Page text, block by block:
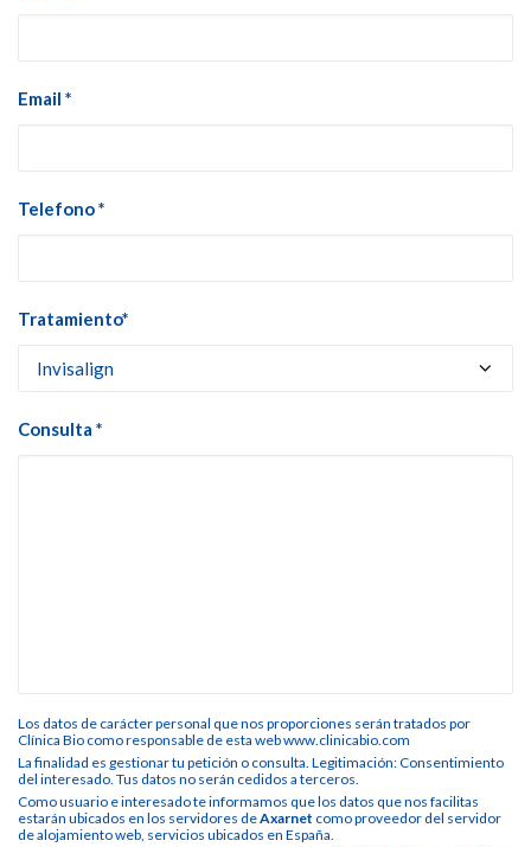
Email *
Telefono *
Tratamiento*
Consulta *
Los datos de carácter personal que nos proporciones serán tratados por
Clínica Bio como responsable de esta web www.clinicabio.com
La finalidad es gestionar tu petición o consulta. Legitimación: Consentimiento
del interesado. Tus datos no serán cedidos a terceros.
Como usuario e interesado te informamos que los datos que nos facilitas
estarán ubicados en los servidores deAxarnet como proveedor del servidor
de alojamiento web, servicios ubicados en España.